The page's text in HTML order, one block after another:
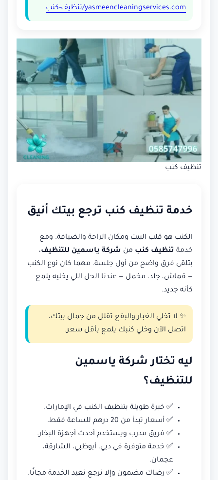
yasmeencleaningservices.com/تنظيف-كنب
تنظيف كنب
خدمة تنظيف كنب ترجع بيتك أنيق
الكنب هو قلب البيت ومكان الراحة والضيافة. ومع
خدمة تنظيف كنب من شركة ياسمين للتنظيف،
بتلقى فرق واضح من أول جلسة. مهما كان نوع الكنب
— قماش، جلد، مخمل — عندنا الحل اللي يخليه يلمع
كأنه جديد.
✨ لا تخلي الغبار والبقع تقلل من جمال بيتك،
اتصل الآن وخلي كنبك يلمع بأقل سعر.
ليه تختار شركة ياسمين
للتنظيف؟
✅ خبرة طويلة بتنظيف الكنب في الإمارات.
✅ أسعار تبدأ من 20 درهم للساعة فقط.
✅ فريق مدرب ويستخدم أحدث أجهزة البخار.
✅ خدمة متوفرة في دبي، أبوظبي، الشارقة،
عجمان.
✅ رضاك مضمون وإلا نرجع نعيد الخدمة مجانًا.